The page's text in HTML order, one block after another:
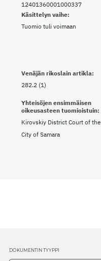
12401360001000337
Käsittelyn vaihe:
Tuomio tuli voimaan
Venäjän rikoslain artikla:
282.2 (1)
Yhteisöjen ensimmäisen
oikeusasteen tuomioistuin:
Kirovskiy District Court of the
City of Samara
DOKUMENTIN TYYPPI